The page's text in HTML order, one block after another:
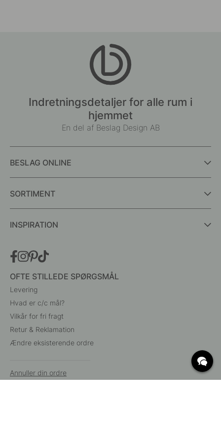
Indretningsdetaljer for alle rum i
hjemmet
En del af Beslag Design AB
BESLAG ONLINE
SORTIMENT
INSPIRATION
OFTE STILLEDE SPØRGSMÅL
Levering
Hvad er c/c mål?
Vilkår for fri fragt
Retur & Reklamation
Ændre eksisterende ordre
Annuller din ordre